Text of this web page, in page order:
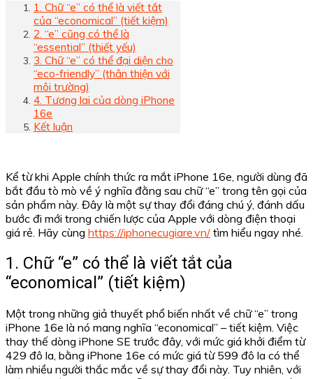
1. Chữ “e” có thể là viết tắt
của “economical” (tiết kiệm)
2. “e” cũng có thể là
“essential” (thiết yếu)
3. Chữ “e” có thể đại diện cho
“eco-friendly” (thân thiện với
môi trường)
4. Tương lai của dòng iPhone
16e
Kết luận
Kể từ khi Apple chính thức ra mắt iPhone 16e, người dùng đã
bắt đầu tò mò về ý nghĩa đằng sau chữ “e” trong tên gọi của
sản phẩm này. Đây là một sự thay đổi đáng chú ý, đánh dấu
bước đi mới trong chiến lược của Apple với dòng điện thoại
giá rẻ. Hãy cùng https://iphonecugiare.vn/ tìm hiểu ngay nhé.
1. Chữ “e” có thể là viết tắt của
“economical” (tiết kiệm)
Một trong những giả thuyết phổ biến nhất về chữ “e” trong
iPhone 16e là nó mang nghĩa “economical” – tiết kiệm. Việc
thay thế dòng iPhone SE trước đây, với mức giá khởi điểm từ
429 đô la, bằng iPhone 16e có mức giá từ 599 đô la có thể
làm nhiều người thắc mắc về sự thay đổi này. Tuy nhiên, với